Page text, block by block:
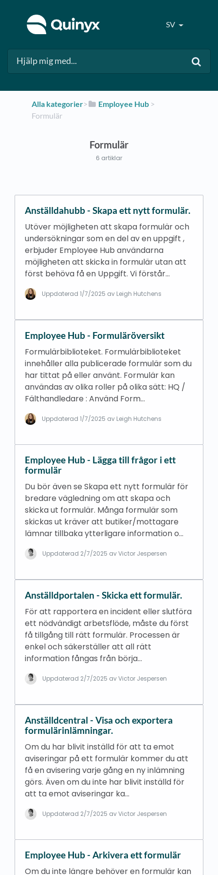
SV
Alla kategorier​>​ ​Employee Hub ​ > ​
Formulär
Formulär
6 artiklar
Anställdahubb - Skapa ett nytt formulär.
Utöver möjligheten att skapa formulär och
undersökningar som en del av en uppgift ,
erbjuder Employee Hub användarna
möjligheten att skicka in formulär utan att
först behöva få en Uppgift. Vi förstår…
Uppdaterad1/7/2025 av Leigh Hutchens
Employee Hub - Formuläröversikt
Formulärbiblioteket. Formulärbiblioteket
innehåller alla publicerade formulär som du
har tittat på eller använt. Formulär kan
användas av olika roller på olika sätt: HQ /
Fälthandledare : Använd Form…
Uppdaterad1/7/2025 av Leigh Hutchens
Employee Hub - Lägga till frågor i ett
formulär
Du bör även se Skapa ett nytt formulär för
bredare vägledning om att skapa och
skicka ut formulär. Många formulär som
skickas ut kräver att butiker/mottagare
lämnar tillbaka ytterligare information o…
Uppdaterad 2/7/2025 av Victor Jespersen
Anställdportalen - Skicka ett formulär.
För att rapportera en incident eller slutföra
ett nödvändigt arbetsflöde, måste du först
få tillgång till rätt formulär. Processen är
enkel och säkerställer att all rätt
information fångas från börja…
Uppdaterad 2/7/2025 av Victor Jespersen
Anställdcentral - Visa och exportera
formulärinlämningar.
Om du har blivit inställd för att ta emot
aviseringar på ett formulär kommer du att
få en avisering varje gång en ny inlämning
görs. Även om du inte har blivit inställd för
att ta emot aviseringar ka…
Uppdaterad 2/7/2025 av Victor Jespersen
Employee Hub - Arkivera ett formulär
Om du inte längre behöver en formulär kan